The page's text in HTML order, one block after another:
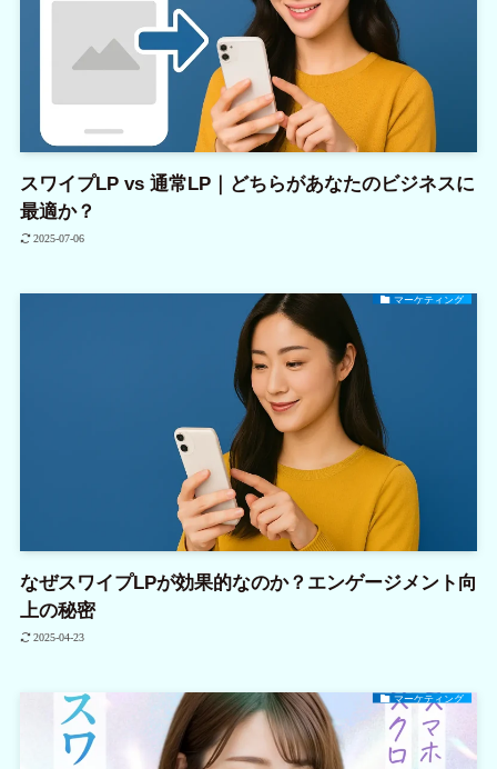
スワイプLP vs 通常LP｜どちらがあなたのビジネスに
最適か？
2025-07-06
マーケティング
なぜスワイプLPが効果的なのか？エンゲージメント向
上の秘密
2025-04-23
マーケティング